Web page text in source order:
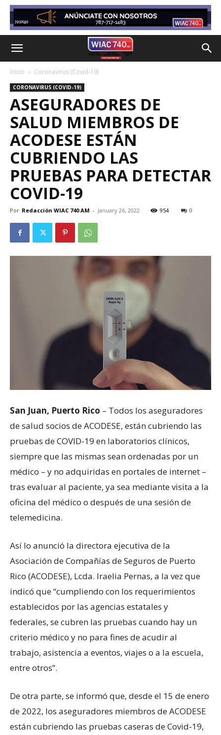
Inicio Coronavirus (Covid-19)
CORONAVIRUS (COVID-19)
ASEGURADORES DE
SALUD MIEMBROS DE
ACODESE ESTÁN
CUBRIENDO LAS
PRUEBAS PARA DETECTAR
COVID-19
Por Redacción WIAC 740 AM - January 26, 2022 954 0
San Juan, Puerto Rico – Todos los aseguradores
de salud socios de ACODESE, están cubriendo las
pruebas de COVID-19 en laboratorios clínicos,
siempre que las mismas sean ordenadas por un
médico – y no adquiridas en portales de internet –
tras evaluar al paciente, ya sea mediante visita a la
oficina del médico o después de una sesión de
telemedicina.
Así lo anunció la directora ejecutiva de la
Asociación de Compañías de Seguros de Puerto
Rico (ACODESE), Lcda. Iraelia Pernas, a la vez que
indicó que “cumpliendo con los requerimientos
establecidos por las agencias estatales y
federales, se cubren las pruebas cuando hay un
criterio médico y no para fines de acudir al
trabajo, asistencia a eventos, viajes o a la escuela,
entre otros”.
De otra parte, se informó que, desde el 15 de enero
de 2022, los aseguradores miembros de ACODESE
están cubriendo las pruebas caseras de Covid-19,